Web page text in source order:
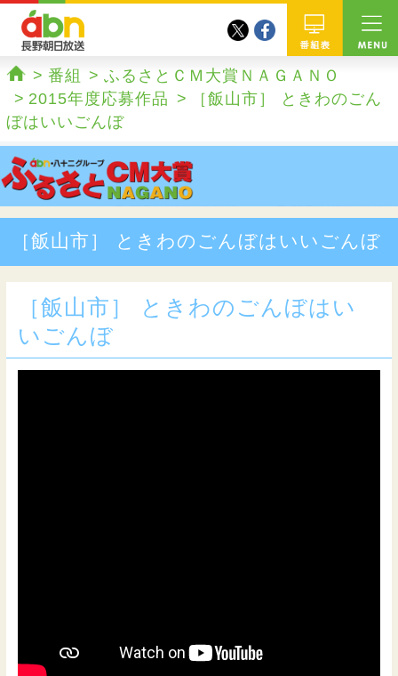
twitterfacebook
ホーム
番組
ふるさとＣＭ大賞ＮＡＧＡＮＯ
2015年度応募作品
［飯山市］ ときわのごん
ぼはいいごんぼ
［飯山市］ ときわのごんぼはいいごんぼ
［飯山市］ ときわのごんぼはい
いごんぼ